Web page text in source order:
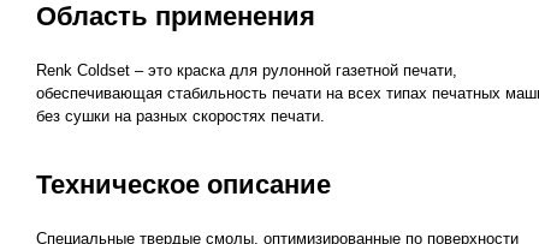
Область применения
Renk Coldset – это краска для рулонной газетной печати,
обеспечивающая стабильность печати на всех типах печатных
без сушки на разных скоростях печати.
Техническое описание
Специальные твердые смолы, оптимизированные по поверхности